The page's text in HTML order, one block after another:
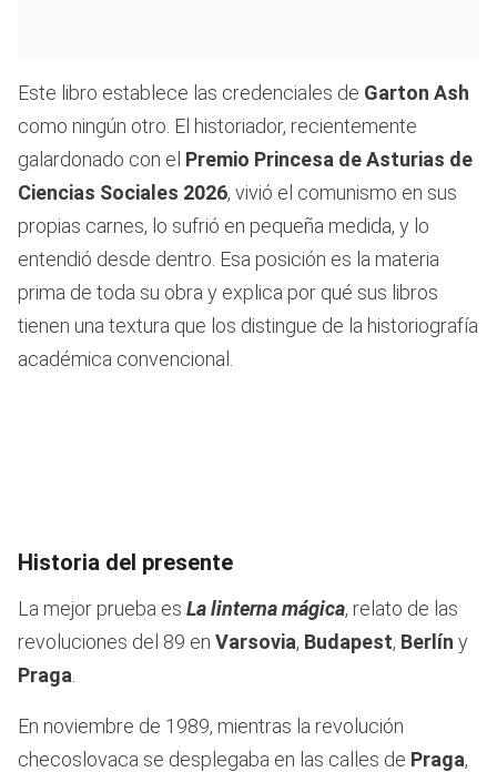
Este libro establece las credenciales de Garton Ash
como ningún otro. El historiador, recientemente
galardonado con el Premio Princesa de Asturias de
Ciencias Sociales 2026, vivió el comunismo en sus
propias carnes, lo sufrió en pequeña medida, y lo
entendió desde dentro. Esa posición es la materia
prima de toda su obra y explica por qué sus libros
tienen una textura que los distingue de la historiografía
académica convencional.
Historia del presente
La mejor prueba es La linterna mágica, relato de las
revoluciones del 89 en Varsovia, Budapest, Berlín y
Praga
En noviembre de 1989, mientras la revolución
checoslovaca se desplegaba en las calles de Praga,